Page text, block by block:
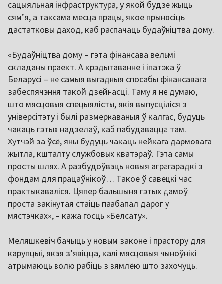
сацыяльная інфраструктура, у якой будзе жыць
сям’я, а таксама месца працы, якое прыносіць
дастатковы даход, каб распачаць будаўніцтва дому.
«Будаўніцтва дому – гэта фінансава вельмі
складаны праект. А крэдытаванне і іпатэка ў
Беларусі – не самыя выгадныя спосабы фінансавага
забеспячэння такой дзейнасці. Таму я не думаю,
што мясцовыя спецыялісты, якія выпусціліся з
універсітэту і былі размеркаваныя ў калгас, будуць
чакаць гэтых надзелаў, каб пабудавацца там.
Хутчэй за ўсё, яны будуць чакаць нейкага дармовага
жытла, кшталту службовых кватэраў. Гэта самы
просты шлях. А разбудоўваць новыя аграгарадкі з
фондам для працаўнікоў… Такое ў савецкі час
практыкаваліся. Цяпер бальшыня гэтых дамоў
проста закінутая стаіць паабапал дарог у
мястэчках», – кажа госць «Белсату».
Меляшкевіч бачыць у новым законе і прастору для
карупцыі, якая з’явіцца, калі мясцовыя чыноўнікі
атрымаюць волю рабіць з зямлёю што захочуць.